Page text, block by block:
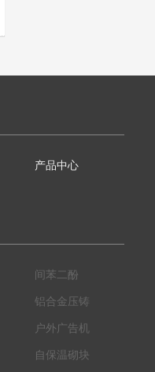
产品中心
间苯二酚
铝合金压铸
户外广告机
自保温砌块